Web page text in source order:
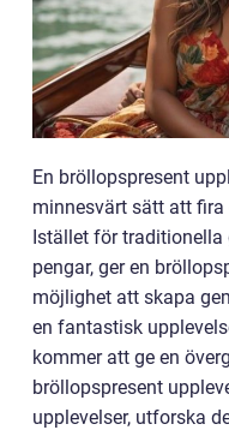
En bröllopspresent
minnesvärt sätt att
Istället för traditionella
pengar, ger en
möjlighet att skapa
en fantastisk
kommer att ge en
bröllopspresent
upplevelser, utforska